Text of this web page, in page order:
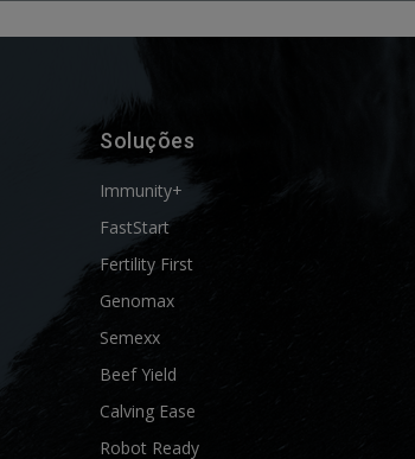
Soluções
Immunity+
FastStart
Fertility First
Genomax
Semexx
Beef Yield
Calving Ease
Robot Ready